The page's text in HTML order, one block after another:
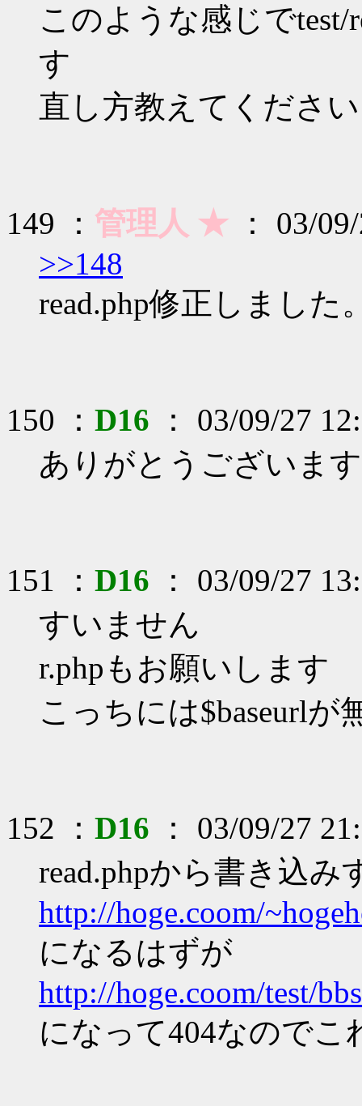
このような感じでtest/
す
直し方教えてください
149 ： 管理人 ★ ： 03/
>>148
read.php修正しました
150 ： D16 ： 03/09/27
ありがとうございます
151 ： D16 ： 03/09/27
すいません
r.phpもお願いします
こっちには$baseurlが
152 ： D16 ： 03/09/27
read.phpから書き込み
http://hoge.coom/
になるはずが
http://hoge.coom/test/
になって404なのでこ